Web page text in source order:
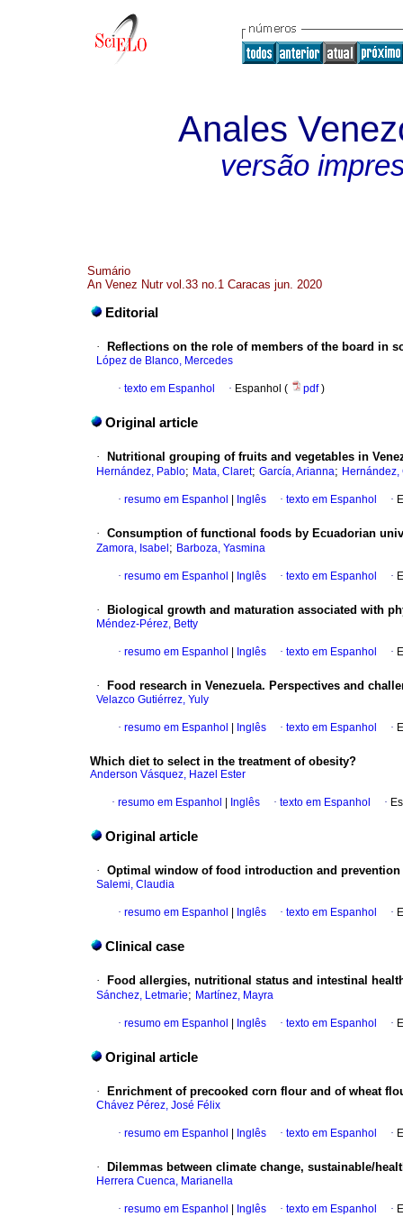
Anales
versão
Sumário
An Venez Nutr vol.33 no.1 Caracas jun. 2020
Editorial
· Reflections on the role of members of the board in
López de Blanco, Mercedes
· texto em Espanhol · Espanhol ( pdf)
Original article
· Nutritional grouping of fruits and vegetables in
Hernández, Pablo; Mata, Claret; García, Arianna; Hernández,
· resumo em Espanhol Inglês · texto em Espanhol ·
· Consumption of functional foods by Ecuadorian
Zamora, Isabel ; Barboza, Yasmina
· resumo em Espanhol Inglês · texto em Espanhol ·
· Biological growth and maturation associated with
Méndez-Pérez, Betty
· resumo em Espanhol Inglês · texto em Espanhol ·
· Food research in Venezuela. Perspectives and
Velazco Gutiérrez, Yuly
· resumo em Espanhol Inglês · texto em Espanhol ·
Which diet to select in the treatment of obesity?
Anderson Vásquez, Hazel Ester
· resumo em Espanhol Inglês · texto em Espanhol ·
Original article
· Optimal window of food introduction and
Salemi, Claudia
· resumo em Espanhol Inglês · texto em Espanhol ·
Clinical case
· Food allergies, nutritional status and intestinal
Sánchez, Letmarìe; Martínez, Mayra
· resumo em Espanhol Inglês · texto em Espanhol ·
Original article
· Enrichment of precooked corn flour and of wheat
Chávez Pérez, José Félix
· resumo em Espanhol Inglês · texto em Espanhol ·
· Dilemmas between climate change, sustainable/
Herrera Cuenca, Marianella
· resumo em Espanhol Inglês · texto em Espanhol ·